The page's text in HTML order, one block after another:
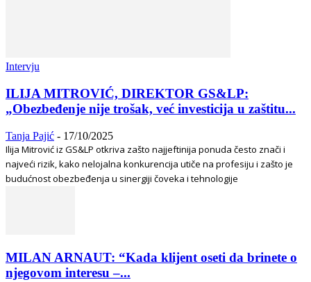
Intervju
ILIJA MITROVIĆ, DIREKTOR GS&LP:
„Obezbeđenje nije trošak, već investicija u zaštitu...
Tanja Pajić - 17/10/2025
Ilija Mitrović iz GS&LP otkriva zašto najjeftinija ponuda često znači i
najveći rizik, kako nelojalna konkurencija utiče na profesiju i zašto je
budućnost obezbeđenja u sinergiji čoveka i tehnologije
MILAN ARNAUT: “Kada klijent oseti da brinete o
njegovom interesu –...